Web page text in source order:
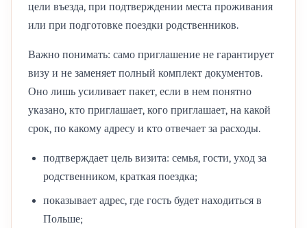
цели въезда, при подтверждении места проживания
или при подготовке поездки родственников.
Важно понимать: само приглашение не гарантирует
визу и не заменяет полный комплект документов.
Оно лишь усиливает пакет, если в нем понятно
указано, кто приглашает, кого приглашает, на какой
срок, по какому адресу и кто отвечает за расходы.
подтверждает цель визита: семья, гости, уход за
родственником, краткая поездка;
показывает адрес, где гость будет находиться в
Польше;